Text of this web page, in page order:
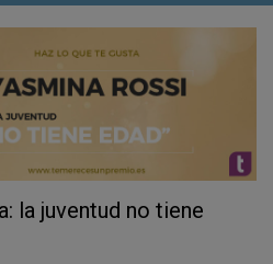
la juventud no tiene